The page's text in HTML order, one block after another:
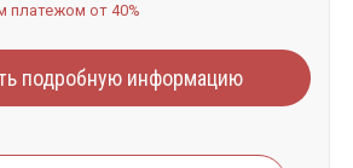
платежом от 40%
подробную информацию